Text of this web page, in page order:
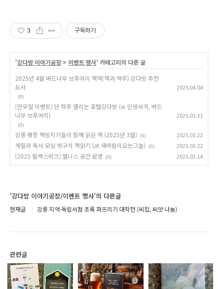
3 구독하기
'강다방 이야기공장 > 이벤트 행사' 카테고리의 다른 글
2025년 4월 버드나무 브루어리 책맥(책과 맥주) 강다방 추천
도서
(0)
2025.04.04
[만우절 이벤트] 단 하루 열리는 호텔강다방 (w 인생서가, 버드
나무 브루어리)
(0)
2025.03.31
강릉·평창 책방지기들이 함께 읽은 책 (2025년 3월) (0) 2025.03.22
게릴라 독서 모임 밖구석 책읽기 (at 새바람이오는그늘) (0) 2025.03.22
[2025 릴랙스위크] 웰니스 공간 운영 (0) 2025.03.14
'강다방 이야기공장/이벤트 행사'의 다른글
현재글 강릉 지역·독립서점 초록 퍼뜨리기 대작전 (씨집, 씨앗 나눔)
관련글